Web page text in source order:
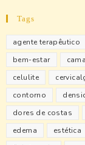
Tags
agente terapêutico
bem-estar
celulite
contorno
dores de costas
edema
estética